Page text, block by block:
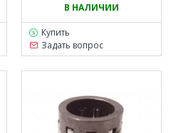
В НАЛИЧИИ
Купить
Задать вопрос